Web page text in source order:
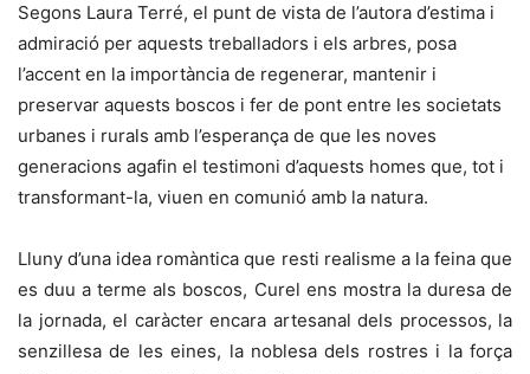
Segons Laura Terré, el punt de vista de l’autora d’estima i
admiració per aquests treballadors i els arbres, posa
l’accent en la importància de regenerar, mantenir i
preservar aquests boscos i fer de pont entre les societats
urbanes i rurals amb l’esperança de que les noves
generacions agafin el testimoni d’aquests homes que, tot i
transformant-la, viuen en comunió amb la natura.
Lluny d’una idea romàntica que resti realisme a la feina que
es duu a terme als boscos, Curel ens mostra la duresa de
la jornada, el caràcter encara artesanal dels processos, la
senzillesa de les eines, la noblesa dels rostres i la força